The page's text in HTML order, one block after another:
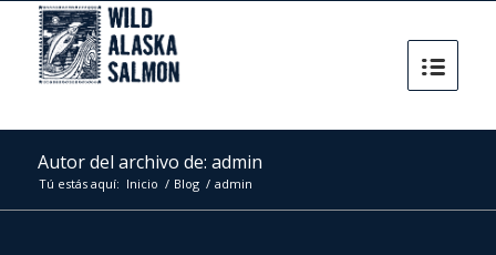
Autor del archivo de: admin
Tú estás aquí: Inicio / Blog / admin